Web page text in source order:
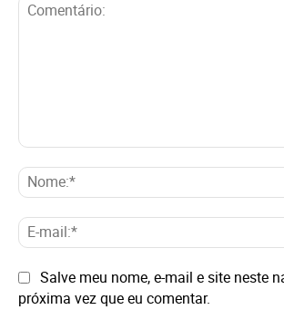
Site: Salve meu nome, e-mail e site neste
próxima vez que eu comentar.